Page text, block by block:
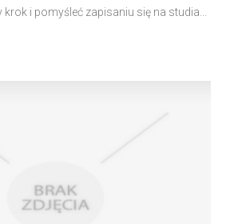
i pomyśleć zapisaniu się na studia...